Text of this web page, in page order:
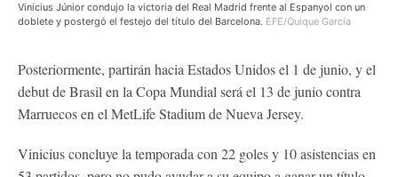
Vinícius Júnior condujo la victoria del Real Madrid frente al Espanyol con un
doblete y postergó el festejo del título del Barcelona. EFE/Quique García
Posteriormente, partirán hacia Estados Unidos el 1 de junio, y el
debut de Brasil en la Copa Mundial será el 13 de junio contra
Marruecos en el MetLife Stadium de Nueva Jersey.
Vinicius concluye la temporada con 22 goles y 10 asistencias en